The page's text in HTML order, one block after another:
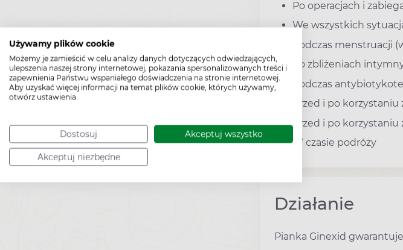
Używamy plików cookie
Możemy je zamieścić w celu analizy danych dotyczących odwiedzających,
ulepszenia naszej strony internetowej, pokazania spersonalizowanych treści i
zapewnienia Państwu wspaniałego doświadczenia na stronie internetowej.
Aby uzyskać więcej informacji na temat plików cookie, których używamy,
otwórz ustawienia.
Dostosuj Akceptuj wszystko
Akceptuj niezbędne
Po operacjach i
We wszystkich
Podczas menstruacji
Po zbliżeniach
Podczas
Przed i po
Przed i po korzystaniu
W czasie podróży
Działanie
Pianka Ginexid